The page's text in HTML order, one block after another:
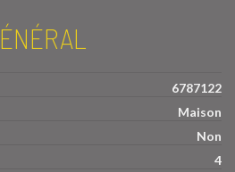
6787122
Maison
Non
4